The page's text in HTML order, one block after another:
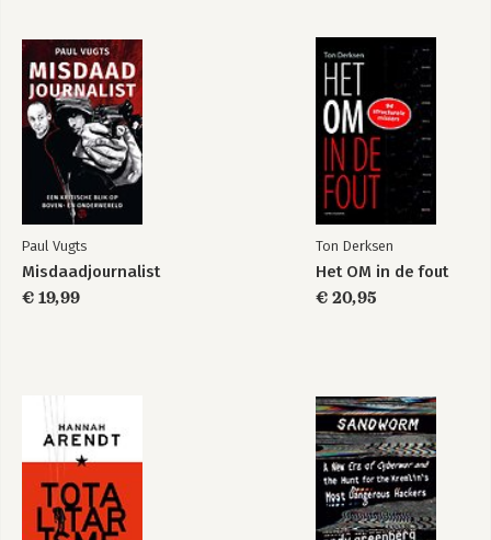
Paul Vugts
Misdaadjournalist
€ 19,99
Ton Derksen
Het OM in de fout
€ 20,95